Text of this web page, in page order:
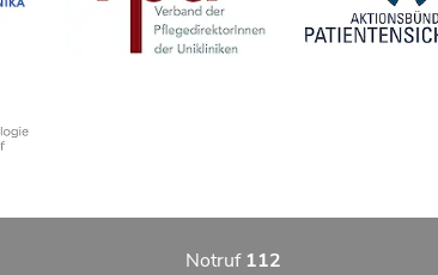
Notruf 112